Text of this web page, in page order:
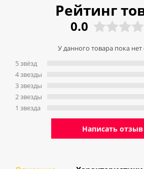
Рейтинг
0.0
У данного товара пока
5 звёзд
4 звeзды
3 звeзды
2 звeзды
1 звeзда
Написать отзыв